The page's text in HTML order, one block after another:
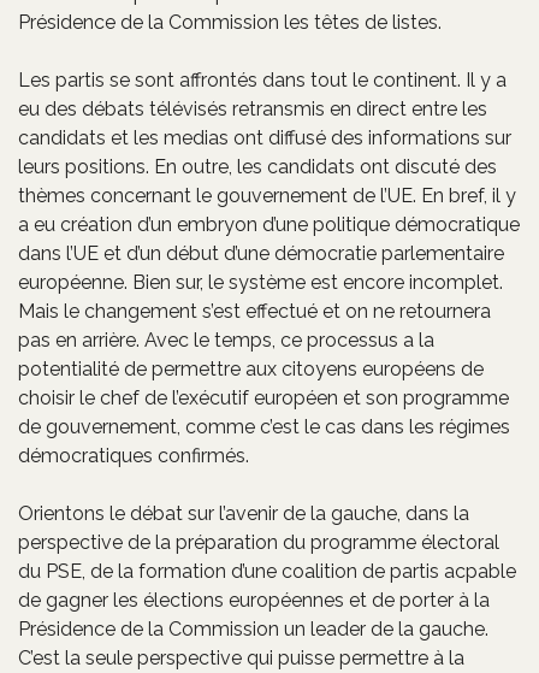
Présidence de la Commission les têtes de listes.
Les partis se sont affrontés dans tout le continent. Il y a
eu des débats télévisés retransmis en direct entre les
candidats et les medias ont diffusé des informations sur
leurs positions. En outre, les candidats ont discuté des
thèmes concernant le gouvernement de l’UE. En bref, il y
a eu création d’un embryon d’une politique démocratique
dans l’UE et d’un début d’une démocratie parlementaire
européenne. Bien sur, le système est encore incomplet.
Mais le changement s’est effectué et on ne retournera
pas en arrière. Avec le temps, ce processus a la
potentialité de permettre aux citoyens européens de
choisir le chef de l’exécutif européen et son programme
de gouvernement, comme c’est le cas dans les régimes
démocratiques confirmés.
Orientons le débat sur l’avenir de la gauche, dans la
perspective de la préparation du programme électoral
du PSE, de la formation d’une coalition de partis acpable
de gagner les élections européennes et de porter à la
Présidence de la Commission un leader de la gauche.
C’est la seule perspective qui puisse permettre à la